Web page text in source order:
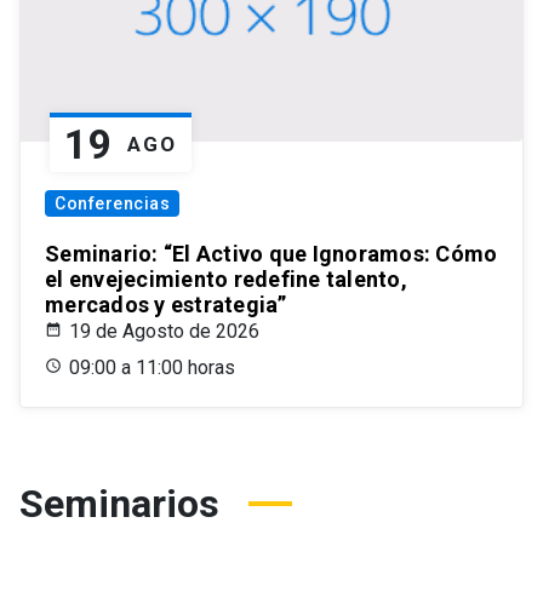
19 AGO
Conferencias
Seminario: “El Activo que Ignoramos: Cómo
el envejecimiento redefine talento,
mercados y estrategia”
19 de Agosto de 2026
09:00 a 11:00 horas
Seminarios